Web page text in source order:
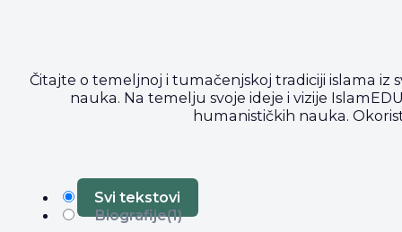
Čitajte o temeljnoj i tumačenjskoj tradiciji islama iz
nauka. Na temelju svoje ideje i vizije
humanističkih nauka.
Svi tekstovi
Biografije(1)